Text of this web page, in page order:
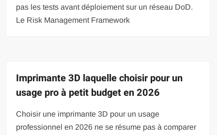
pas les tests avant déploiement sur un réseau DoD.
Le Risk Management Framework
Imprimante 3D laquelle choisir pour un
usage pro à petit budget en 2026
Choisir une imprimante 3D pour un usage
professionnel en 2026 ne se résume pas à comparer